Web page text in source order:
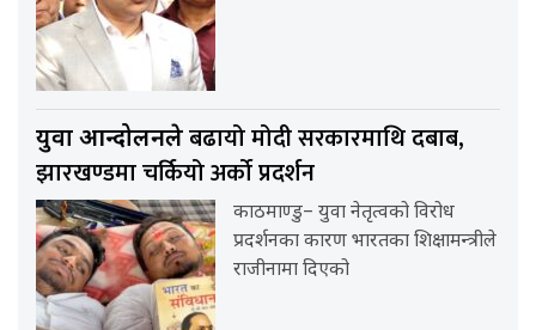
युवा आन्दोलनलेबढायो मोदी सरकारमाथि दबाब,
झारखण्डमा चर्कियो अर्को प्रदर्शन
काठमाण्डु– युवा नेतृत्वको विरोध
प्रदर्शनका कारण भारतका शिक्षामन्त्रीले
राजीनामा दिएको